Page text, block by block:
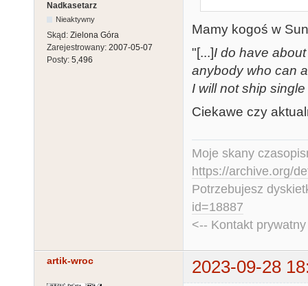
Nadkasetarz
Nieaktywny
Skąd: Zielona Góra
Zarejestrowany: 2007-05-07
Posty: 5,496
Mamy kogoś w
"[...]I do have
anybody who can
I will not ship
Ciekawe czy
Moje skany
https://archive.org/
Potrzebujesz
id=18887
<-- Kontakt
artik-wroc 2023-09-28